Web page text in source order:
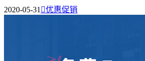
2020-05-31 优惠促销